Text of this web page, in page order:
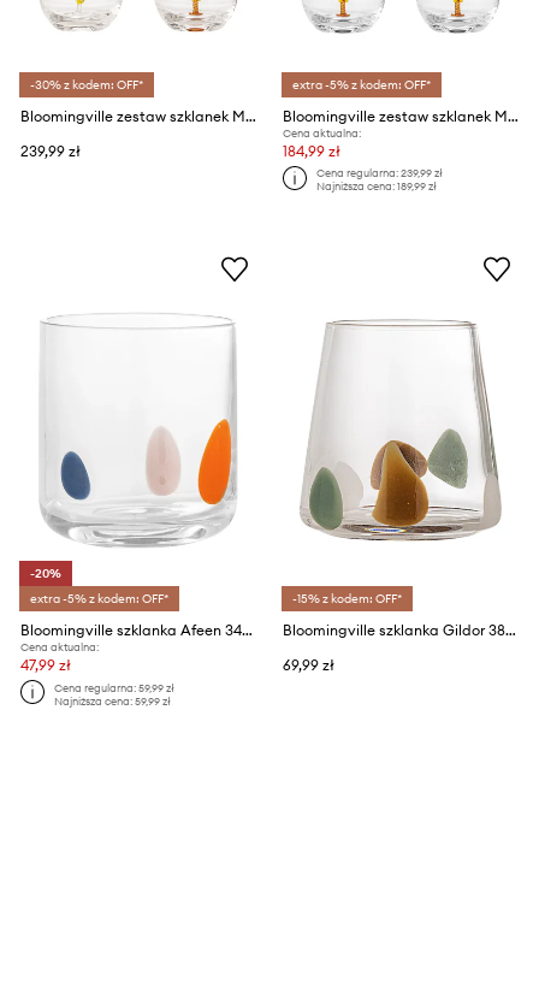
-30% z kodem: OFF*
Bloomingville zestaw szklanek Misa 560 ml 4-pack
239,99 zł
extra -5% z kodem: OFF*
Bloomingville zestaw szklanek Misa 560 ml 4-pack
Cena aktualna:
184,99 zł
Cena regularna:239,99 zł
Najniższa cena:189,99 zł
-20%
extra -5% z kodem: OFF*
Bloomingville szklanka Afeen 340 ml
Cena aktualna:
47,99 zł
Cena regularna:59,99 zł
Najniższa cena:59,99 zł
-15% z kodem: OFF*
Bloomingville szklanka Gildor 380 ml
69,99 zł